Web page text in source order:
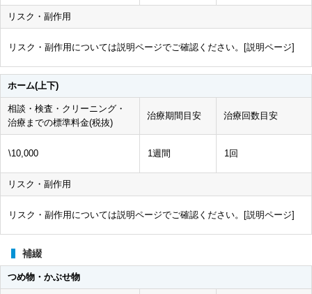
リスク・副作用
リスク・副作用については説明ページでご確認ください。[説明ページ]
ホーム(上下)
相談・検査・クリーニング・
治療までの標準料金(税抜)
治療期間目安 治療回数目安
\10,000 1週間 1回
リスク・副作用
リスク・副作用については説明ページでご確認ください。[説明ページ]
補綴
つめ物・かぶせ物